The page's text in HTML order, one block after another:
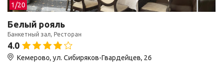
1/20
Белый рояль
Банкетный зал, Ресторан
4.0
Кемерово, ул. Сибиряков-Гвардейцев, 26